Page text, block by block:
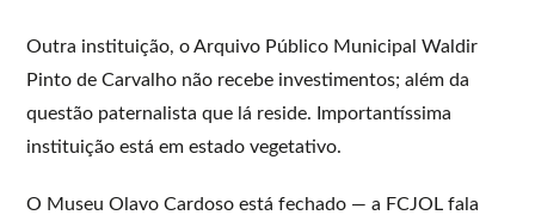
Outra instituição, o Arquivo Público Municipal Waldir
Pinto de Carvalho não recebe investimentos; além da
questão paternalista que lá reside. Importantíssima
instituição está em estado vegetativo.
O Museu Olavo Cardoso está fechado — a FCJOL fala